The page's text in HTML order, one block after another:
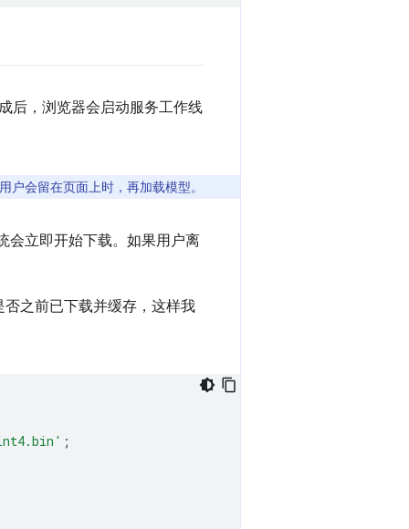
后，浏览器会启动服务工作线
会留在页面上时，再加载模型。
会立即开始下载。如果用户离
之前已下载并缓存，这样我
;